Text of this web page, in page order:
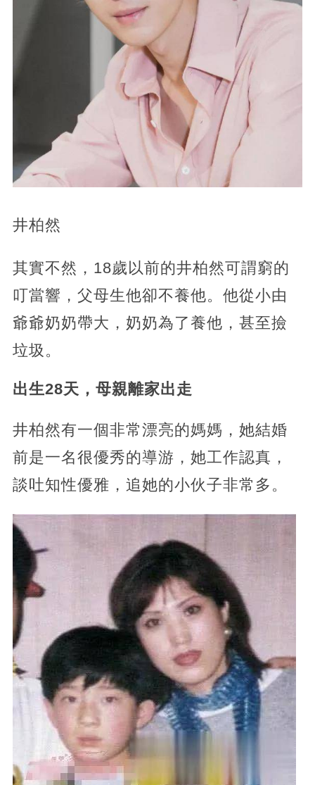
井柏然
其實不然，18歲以前的井柏然可謂窮的
叮當響，父母生他卻不養他。他從小由
爺爺奶奶帶大，奶奶為了養他，甚至撿
垃圾。
出生28天，母親離家出走
井柏然有一個非常漂亮的媽媽，她結婚
前是一名很優秀的導游，她工作認真，
談吐知性優雅，追她的小伙子非常多。